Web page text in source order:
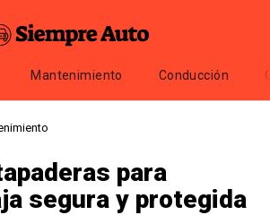
Mantenimiento Conducción
para
segura y protegida